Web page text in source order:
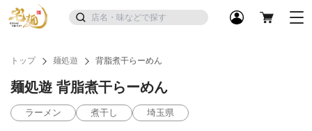
トップ 麺処遊 背脂煮干らーめん
麺処遊 背脂煮干らーめん
ラーメン 煮干し 埼玉県